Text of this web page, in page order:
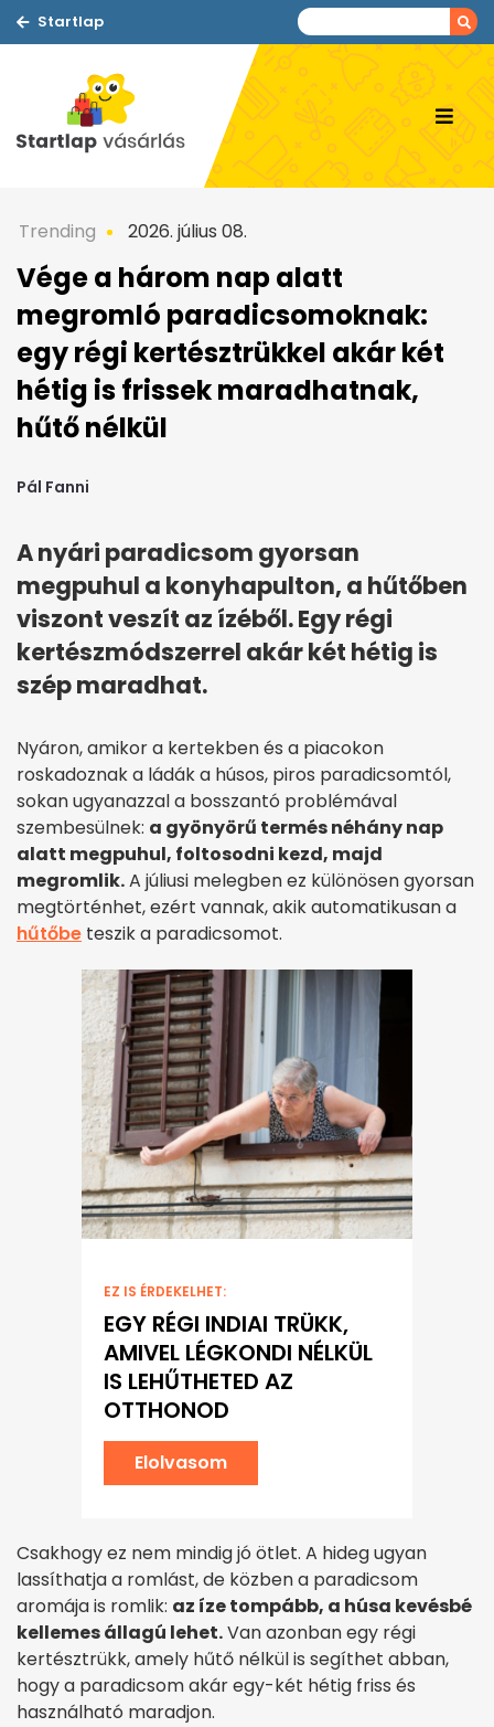
Startlap
Trending 2026. július 08.
Vége a három nap alatt
megromló paradicsomoknak:
egy régi kertésztrükkel akár két
hétig is frissek maradhatnak,
hűtő nélkül
Pál Fanni
A nyári paradicsom gyorsan
megpuhul a konyhapulton, a hűtőben
viszont veszít az ízéből. Egy régi
kertészmódszerrel akár két hétig is
szép maradhat.
Nyáron, amikor a kertekben és a piacokon
roskadoznak a ládák a húsos, piros paradicsomtól,
sokan ugyanazzal a bosszantó problémával
szembesülnek: a gyönyörű termés néhány nap
alatt megpuhul, foltosodni kezd, majd
megromlik.A júliusi melegben ez különösen gyorsan
megtörténhet, ezért vannak, akik automatikusan a
hűtőbe teszik a paradicsomot.
EZ IS ÉRDEKELHET:
EGY RÉGI INDIAI TRÜKK,
AMIVEL LÉGKONDI NÉLKÜL
IS LEHŰTHETED AZ
OTTHONOD
Elolvasom
Csakhogy ez nem mindig jó ötlet. A hideg ugyan
lassíthatja a romlást, de közben a paradicsom
aromája is romlik: az íze tompább, a húsa kevésbé
kellemes állagú lehet.Van azonban egy régi
kertésztrükk, amely hűtő nélkül is segíthet abban,
hogy a paradicsom akár egy-két hétig friss és
használható maradjon.